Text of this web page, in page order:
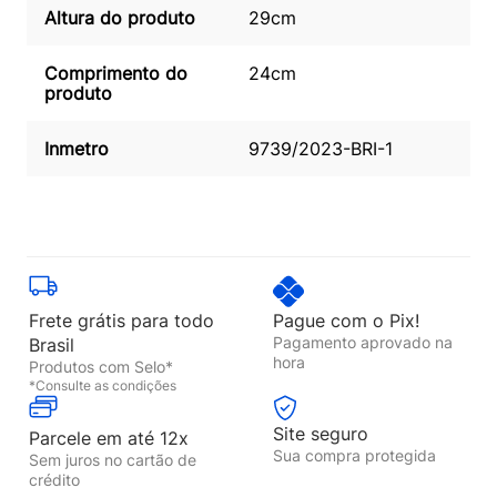
Altura do produto 29cm
Comprimento do
produto
24cm
Inmetro 9739/2023-BRI-1
Frete grátis para todo
Brasil
Produtos com Selo*
*Consulte as condições
Pague com o Pix!
Pagamento aprovado na
hora
Parcele em até 12x
Sem juros no cartão de
crédito
Site seguro
Sua compra protegida